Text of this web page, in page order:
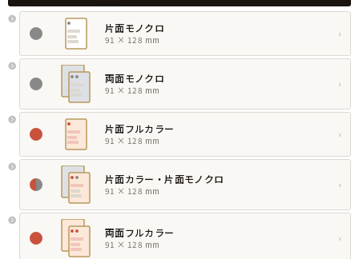
片面モノクロ
91 × 128 mm
›
両面モノクロ
91 × 128 mm
›
片面フルカラー
91 × 128 mm
›
片面カラー・片面モノクロ
91 × 128 mm
›
両面フルカラー
91 × 128 mm
›